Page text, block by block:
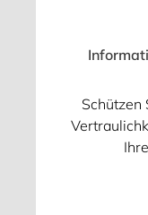
Schützen